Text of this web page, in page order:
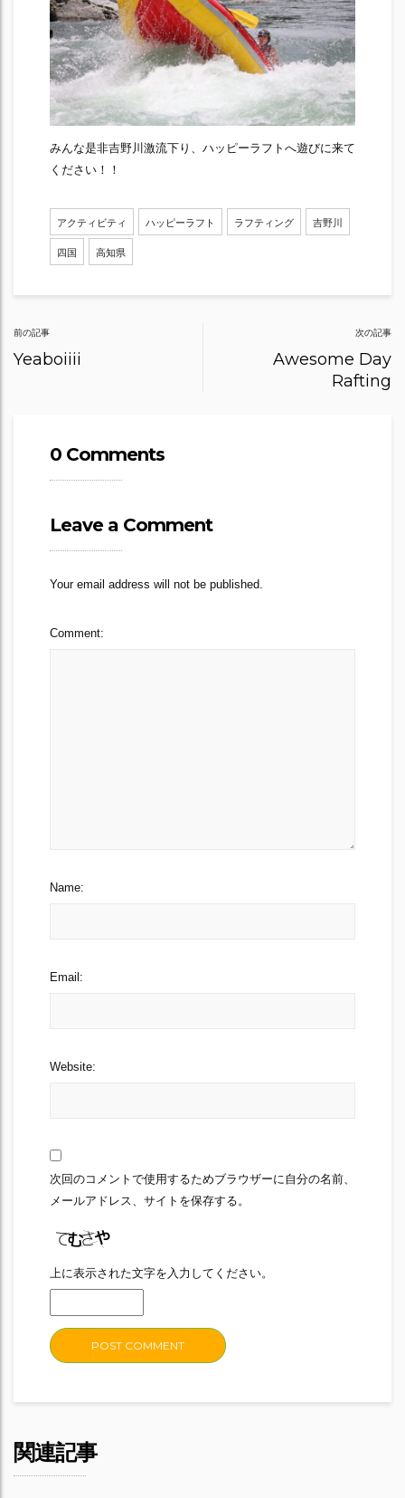
みんな是非吉野川激流下り、ハッピーラフトへ遊びに来て
ください！！
アクティビティ ハッピーラフト ラフティング 吉野川
四国 高知県
Post
navigation
前の記事
Yeaboiiii
次の記事
Awesome Day
Rafting
0 Comments
Leave a Comment
Your email address will not be published.
Comment:
Name:
Email:
Website:
次回のコメントで使用するためブラウザーに自分の名前、
メールアドレス、サイトを保存する。
上に表示された文字を入力してください。
関連記事